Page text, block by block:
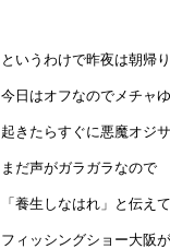
というわけで昨夜は朝帰り
今日はオフなのでメチャ
起きたらすぐに悪魔オジ
まだ声がガラガラなので
「養生しなはれ」と伝え
フィッシングショー大阪